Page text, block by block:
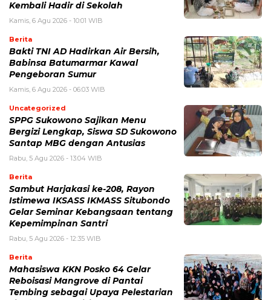
Kembali Hadir di Sekolah
Kamis, 6 Agu 2026 - 10:01 WIB
Berita
Bakti TNI AD Hadirkan Air Bersih,
Babinsa Batumarmar Kawal
Pengeboran Sumur
Kamis, 6 Agu 2026 - 06:03 WIB
Uncategorized
SPPG Sukowono Sajikan Menu
Bergizi Lengkap, Siswa SD Sukowono
Santap MBG dengan Antusias
Rabu, 5 Agu 2026 - 13:04 WIB
Berita
Sambut Harjakasi ke-208, Rayon
Istimewa IKSASS IKMASS Situbondo
Gelar Seminar Kebangsaan tentang
Kepemimpinan Santri
Rabu, 5 Agu 2026 - 12:35 WIB
Berita
Mahasiswa KKN Posko 64 Gelar
Reboisasi Mangrove di Pantai
Tembing sebagai Upaya Pelestarian